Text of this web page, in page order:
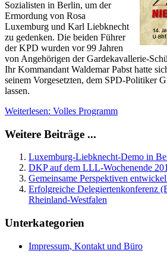
Sozialisten in Berlin, um der
Ermordung von Rosa
Luxemburg und Karl Liebknecht
zu gedenken. Die beiden Führer
der KPD wurden vor 99 Jahren
von Angehörigen der Gardekavallerie-
Ihr Kommandant Waldemar Pabst hatte
seinem Vorgesetzten, dem SPD-Politiker
lassen.
Weiterlesen: Volles Programm
Weitere Beiträge ...
Luxemburg-Liebknecht-Demo in
DKP auf dem LLL-Wochenende
Gemeinsame Perspektiven
Erfolgreiche Delegiertenkonferenz
Rheinland-Westfalen
Unterkategorien
Impressum, Kontakt und Büro